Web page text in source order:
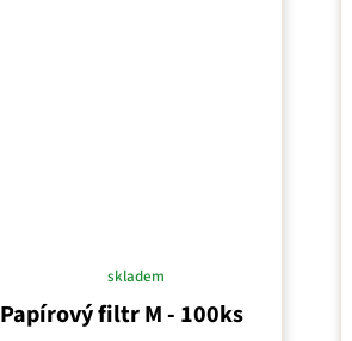
Papírový filtr M - 100ks
hodnocení
skladem